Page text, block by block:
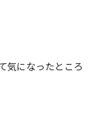
気になったところ